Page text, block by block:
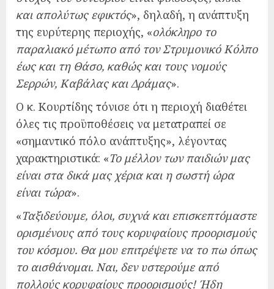
και απολύτως εφικτός», δηλαδή, η ανάπτυξη
της ευρύτερης περιοχής, «ολόκληρο το
παραλιακό μέτωπο από τον Στρυμονικό Κόλπο
έως και τη Θάσο, καθώς και τους νομούς
Σερρών, Καβάλας και Δράμας».
Ο κ. Κουρτίδης τόνισε ότι η περιοχή διαθέτει
όλες τις προϋποθέσεις να μετατραπεί σε
«σημαντικό πόλο ανάπτυξης», λέγοντας
χαρακτηριστικά: «Το μέλλον των παιδιών μας
είναι στα δικά μας χέρια και η σωστή ώρα
είναι τώρα».
«Ταξιδεύουμε, όλοι, συχνά και επισκεπτόμαστε
ορισμένους από τους κορυφαίους προορισμούς
του κόσμου. Θα μου επιτρέψετε να το πω όπως
το αισθάνομαι. Ναι, δεν υστερούμε από
πολλούς κορυφαίους προορισμούς! Ήδη